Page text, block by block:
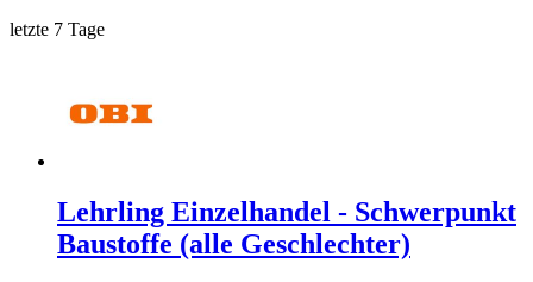
letzte 7 Tage
Lehrling Einzelhandel - Schwerpunkt
Baustoffe (alle Geschlechter)